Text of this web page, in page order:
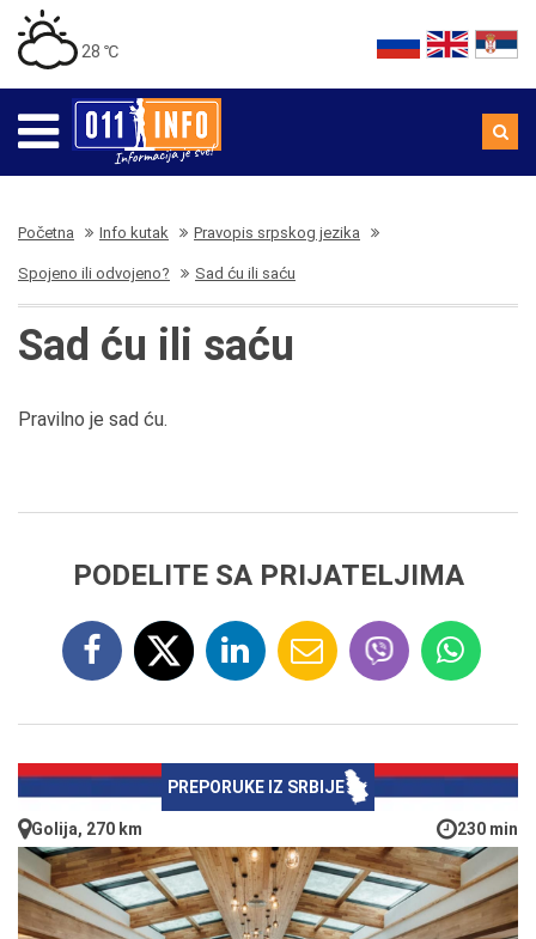
28 ℃
Početna Info kutak Pravopis srpskog jezika
Spojeno ili odvojeno? Sad ću ili saću
Sad ću ili saću
Pravilno je sad ću.
PODELITE SA PRIJATELJIMA
PREPORUKE IZ SRBIJE
Golija, 270 km 230 min